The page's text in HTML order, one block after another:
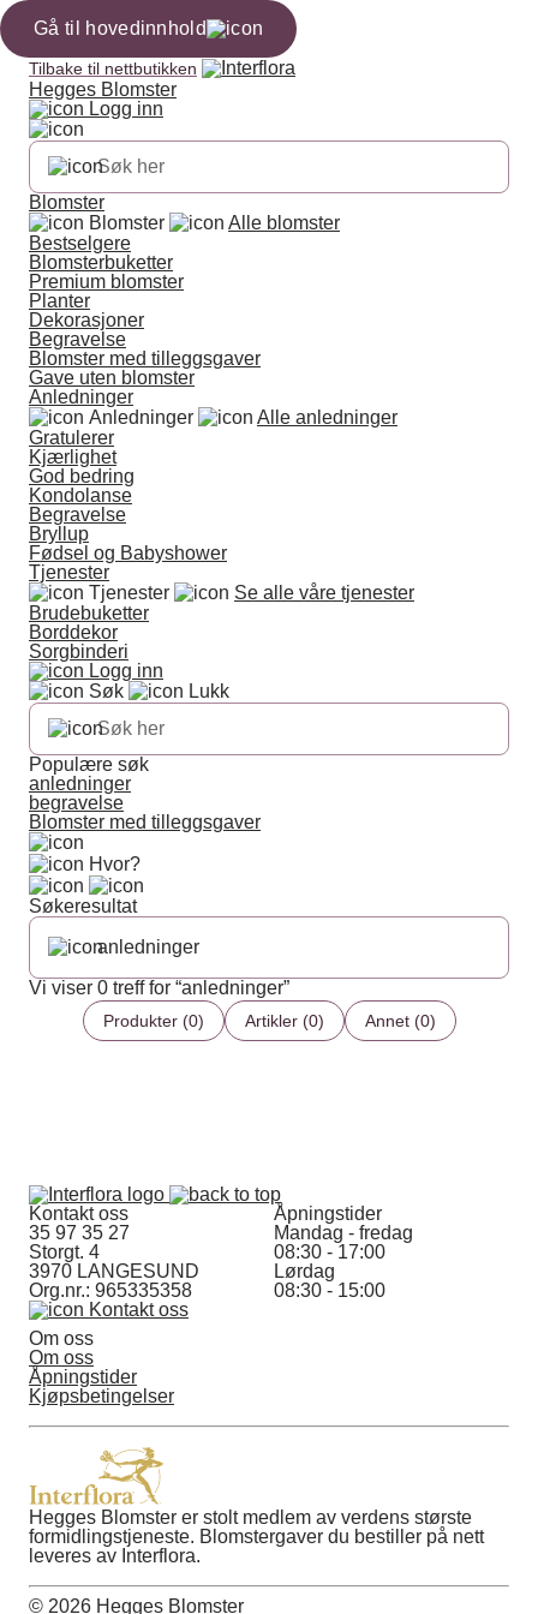
Gå til hovedinnhold
Tilbake til nettbutikken
Hegges Blomster
Logg inn
Blomster
Blomster
Alle blomster
Bestselgere
Blomsterbuketter
Premium blomster
Planter
Dekorasjoner
Begravelse
Blomster med tilleggsgaver
Gave uten blomster
Anledninger
Anledninger
Alle anledninger
Gratulerer
Kjærlighet
God bedring
Kondolanse
Begravelse
Bryllup
Fødsel og Babyshower
Tjenester
Tjenester
Se alle våre tjenester
Brudebuketter
Borddekor
Sorgbinderi
Logg inn
Søk
Lukk
Populære søk
anledninger
begravelse
Blomster med tilleggsgaver
Hvor?
Søkeresultat
Vi viser 0 treff for “anledninger”
Produkter (0) Artikler (0) Annet (0)
Kontakt oss
35 97 35 27
Storgt. 4
3970 LANGESUND
Org.nr.: 965335358
Kontakt oss
Åpningstider
Mandag - fredag
08:30 - 17:00
Lørdag
08:30 - 15:00
Om oss
Om oss
Åpningstider
Kjøpsbetingelser
Hegges Blomster er stolt medlem av verdens største
formidlingstjeneste. Blomstergaver du bestiller på nett
leveres av Interflora.
© 2026 Hegges Blomster